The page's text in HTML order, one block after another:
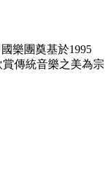
樂團奠基於1995
傳統音樂之美為宗